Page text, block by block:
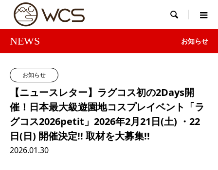

NEWS お知らせ
お知らせ
【ニュースレター】ラグコス初の2Days開
催！日本最大級遊園地コスプレイベント「ラ
グコス2026petit」2026年2月21日(土) ・22
日(日) 開催決定!! 取材を大募集!!
2026.01.30